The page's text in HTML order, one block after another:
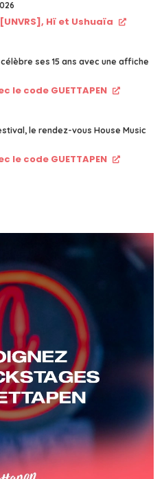
Hï et Ushuaïa
ses 15 ans avec une affiche
le code GUETTAPEN
le rendez-vous House Music
le code GUETTAPEN